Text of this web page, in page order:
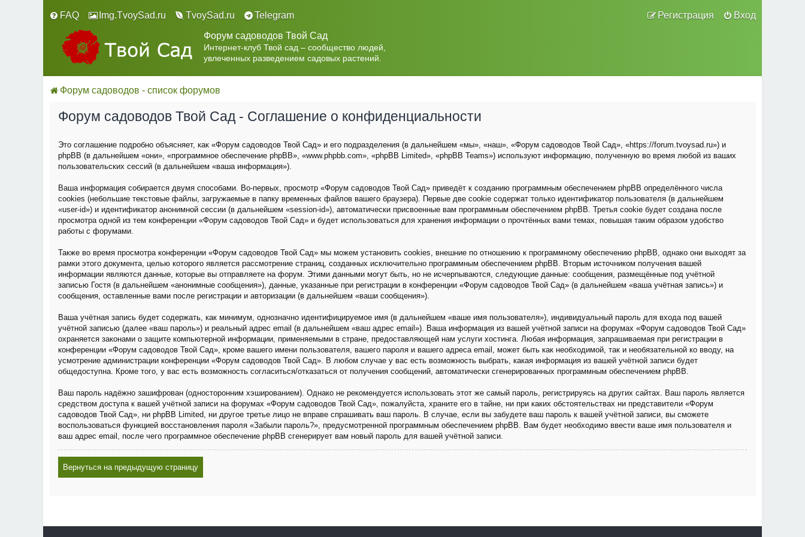
FAQ Вход
Регистрация
Img.TvoySad.ru TvoySad.ru
Telegram
Форум садоводов Твой Сад
Интернет-клуб Твой сад – сообщество людей,
увлеченных разведением садовых растений.
Форум садоводов - список форумов
Форум садоводов Твой Сад - Соглашение о конфиденциальности
Это соглашение подробно объясняет, как «Форум садоводов Твой Сад» и его подразделения (в дальнейшем «мы», «наш», «Форум садоводов Твой Сад», «https://forum.tvoysad.ru») и
phpBB (в дальнейшем «они», «программное обеспечение phpBB», «www.phpbb.com», «phpBB Limited», «phpBB Teams») используют информацию, полученную во время любой из ваших
пользовательских сессий (в дальнейшем «ваша информация»).
Ваша информация собирается двумя способами. Во-первых, просмотр «Форум садоводов Твой Сад» приведёт к созданию программным обеспечением phpBB определённого числа
cookies (небольшие текстовые файлы, загружаемые в папку временных файлов вашего браузера). Первые две cookie содержат только идентификатор пользователя (в дальнейшем
«user-id») и идентификатор анонимной сессии (в дальнейшем «session-id»), автоматически присвоенные вам программным обеспечением phpBB. Третья cookie будет создана после
просмотра одной из тем конференции «Форум садоводов Твой Сад» и будет использоваться для хранения информации о прочтённых вами темах, повышая таким образом удобство
работы с форумами.
Также во время просмотра конференции «Форум садоводов Твой Сад» мы можем установить cookies, внешние по отношению к программному обеспечению phpBB, однако они выходят за
рамки этого документа, целью которого является рассмотрение страниц, созданных исключительно программным обеспечением phpBB. Вторым источником получения вашей
информации являются данные, которые вы отправляете на форум. Этими данными могут быть, но не исчерпываются, следующие данные: сообщения, размещённые под учётной
записью Гостя (в дальнейшем «анонимные сообщения»), данные, указанные при регистрации в конференции «Форум садоводов Твой Сад» (в дальнейшем «ваша учётная запись») и
сообщения, оставленные вами после регистрации и авторизации (в дальнейшем «ваши сообщения»).
Ваша учётная запись будет содержать, как минимум, однозначно идентифицируемое имя (в дальнейшем «ваше имя пользователя»), индивидуальный пароль для входа под вашей
учётной записью (далее «ваш пароль») и реальный адрес email (в дальнейшем «ваш адрес email»). Ваша информация из вашей учётной записи на форумах «Форум садоводов Твой Сад»
охраняется законами о защите компьютерной информации, применяемыми в стране, предоставляющей нам услуги хостинга. Любая информация, запрашиваемая при регистрации в
конференции «Форум садоводов Твой Сад», кроме вашего имени пользователя, вашего пароля и вашего адреса email, может быть как необходимой, так и необязательной ко вводу, на
усмотрение администрации конференции «Форум садоводов Твой Сад». В любом случае у вас есть возможность выбрать, какая информация из вашей учётной записи будет
общедоступна. Кроме того, у вас есть возможность согласиться/отказаться от получения сообщений, автоматически сгенерированных программным обеспечением phpBB.
Ваш пароль надёжно зашифрован (односторонним хэшированием). Однако не рекомендуется использовать этот же самый пароль, регистрируясь на других сайтах. Ваш пароль является
средством доступа к вашей учётной записи на форумах «Форум садоводов Твой Сад», пожалуйста, храните его в тайне, ни при каких обстоятельствах ни представители «Форум
садоводов Твой Сад», ни phpBB Limited, ни другое третье лицо не вправе спрашивать ваш пароль. В случае, если вы забудете ваш пароль к вашей учётной записи, вы сможете
воспользоваться функцией восстановления пароля «Забыли пароль?», предусмотренной программным обеспечением phpBB. Вам будет необходимо ввести ваше имя пользователя и
ваш адрес email, после чего программное обеспечение phpBB сгенерирует вам новый пароль для вашей учётной записи.
Вернуться на предыдущую страницу